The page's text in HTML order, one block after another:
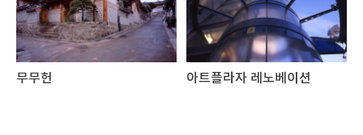
무무헌 아트플라자 레노베이션